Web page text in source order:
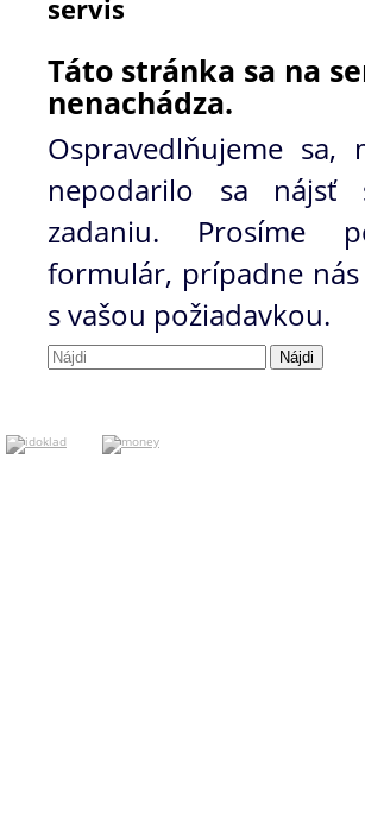
servis
Táto stránka sa na
nenachádza.
Ospravedlňujeme
nepodarilo sa nájsť
zadaniu. Prosíme
formulár, prípadne
s vašou požiadavkou.
Hľadať: